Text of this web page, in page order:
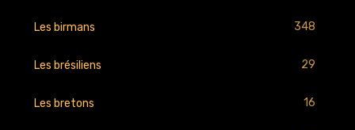
Les birmans 348
Les brésiliens 29
Les bretons 16